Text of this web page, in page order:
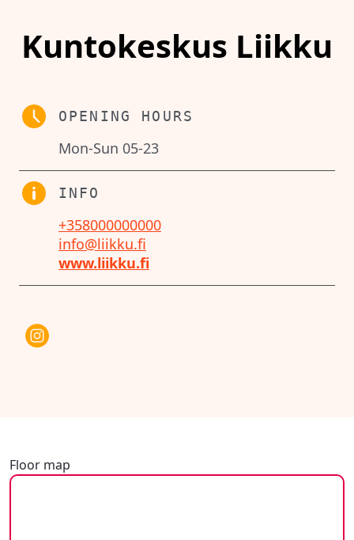
Kuntokeskus Liikku
OPENING HOURS
Mon-Sun 05-23
INFO
+358000000000
info@liikku.fi
www.liikku.fi
Floor map